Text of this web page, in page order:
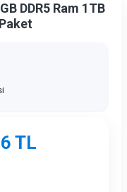
DDR5 Ram 1TB
TL